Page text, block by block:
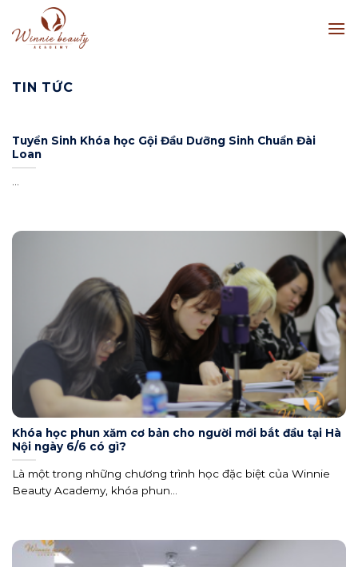
to
content
TIN TỨC
Tuyển Sinh Khóa học Gội Đầu Dưỡng Sinh Chuẩn Đài
Loan
...
Khóa học phun xăm cơ bản cho người mới bắt đầu tại Hà
Nội ngày 6/6 có gì?
Là một trong những chương trình học đặc biệt của Winnie
Beauty Academy, khóa phun...